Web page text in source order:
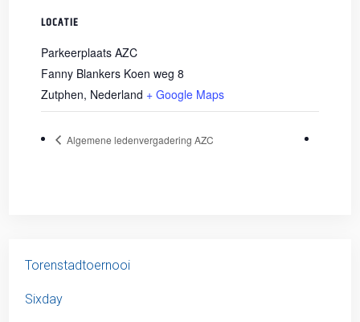
LOCATIE
Parkeerplaats AZC
Fanny Blankers Koen weg 8
Zutphen, Nederland + Google Maps
Algemene ledenvergadering AZC
Torenstadtoernooi
Sixday